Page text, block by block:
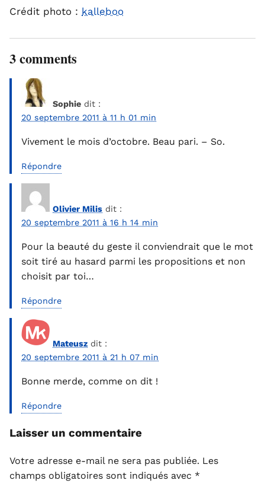
Crédit photo : kalleboo
3 comments
Sophie dit :
20 septembre 2011 à 11 h 01 min
Vivement le mois d’octobre. Beau pari. – So.
Répondre
Olivier Milis dit :
20 septembre 2011 à 16 h 14 min
Pour la beauté du geste il conviendrait que le mot
soit tiré au hasard parmi les propositions et non
choisit par toi…
Répondre
Mateusz dit :
20 septembre 2011 à 21 h 07 min
Bonne merde, comme on dit !
Répondre
Laisser un commentaire
Votre adresse e-mail ne sera pas publiée. Les
champs obligatoires sont indiqués avec *